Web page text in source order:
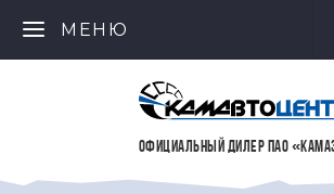
МЕНЮ
ОФИЦИАЛЬНЫЙ ДИЛЕР ПАО